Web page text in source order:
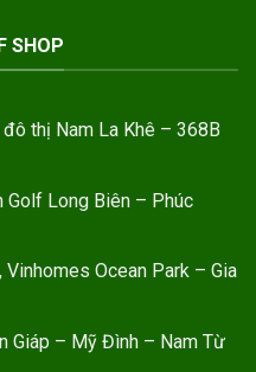
SHOP
thị Nam La Khê – 368B
Golf Long Biên – Phúc
Ocean Park – Gia
Giáp – Mỹ Đình – Nam Từ